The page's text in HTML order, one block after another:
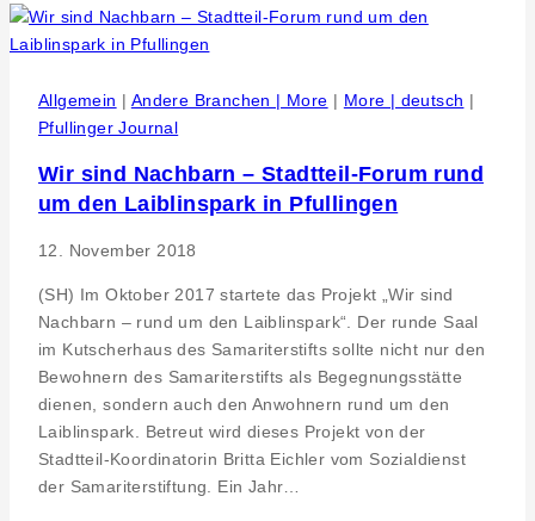
vom
Feinsten
30.5.
–
Allgemein | Andere Branchen | More | More | deutsch |
Pfullinger Journal
Wir sind Nachbarn – Stadtteil-Forum rund
um den Laiblinspark in Pfullingen
12. November 2018
(SH) Im Oktober 2017 startete das Projekt „Wir sind
Nachbarn – rund um den Laiblinspark“. Der runde Saal
im Kutscherhaus des Samariterstifts sollte nicht nur den
Bewohnern des Samariterstifts als Begegnungsstätte
dienen, sondern auch den Anwohnern rund um den
Laiblinspark. Betreut wird dieses Projekt von der
Stadtteil-Koordinatorin Britta Eichler vom Sozialdienst
der Samariterstiftung. Ein Jahr…